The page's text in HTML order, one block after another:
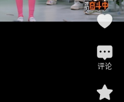
评论